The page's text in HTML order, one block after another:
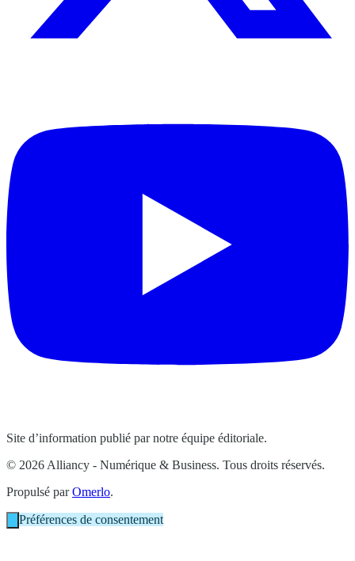
Site d’information publié par notre équipe éditoriale.
© 2026 Alliancy - Numérique & Business. Tous droits réservés.
Propulsé parOmerlo.
Préférences de consentement